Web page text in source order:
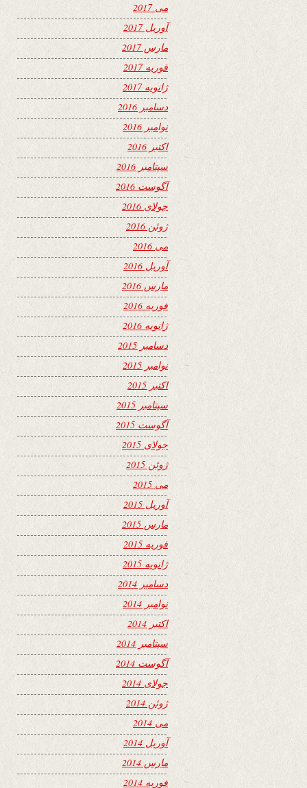
می 2017
آوریل 2017
مارس 2017
فوریه 2017
ژانویه 2017
دسامبر 2016
نوامبر 2016
اکتبر 2016
سپتامبر 2016
آگوست 2016
جولای 2016
ژوئن 2016
می 2016
آوریل 2016
مارس 2016
فوریه 2016
ژانویه 2016
دسامبر 2015
نوامبر 2015
اکتبر 2015
سپتامبر 2015
آگوست 2015
جولای 2015
ژوئن 2015
می 2015
آوریل 2015
مارس 2015
فوریه 2015
ژانویه 2015
دسامبر 2014
نوامبر 2014
اکتبر 2014
سپتامبر 2014
آگوست 2014
جولای 2014
ژوئن 2014
می 2014
آوریل 2014
مارس 2014
فوریه 2014